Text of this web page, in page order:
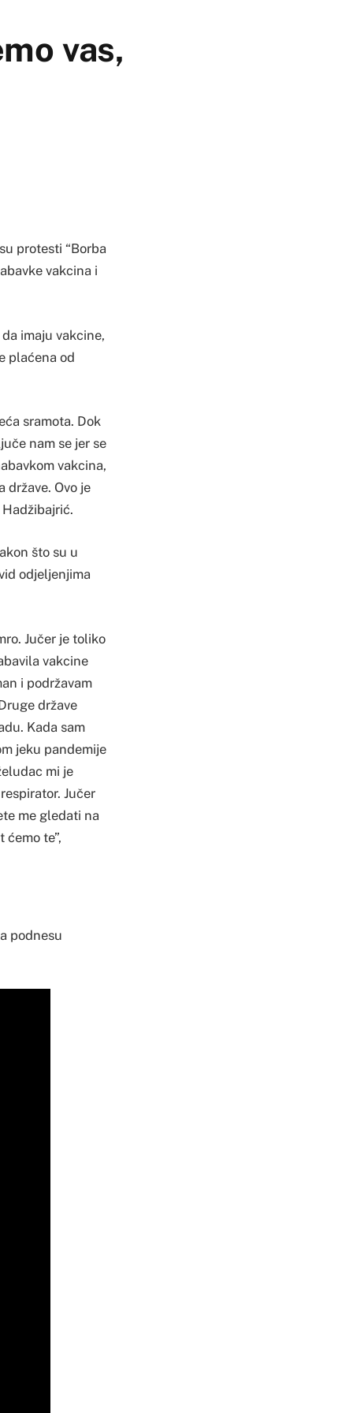
vas,
protesti “Borba
vakcina i
imaju vakcine,
plaćena od
sramota. Dok
nam se jer se
vakcina,
države. Ovo je
Hadžibajrić.
što su u
odjeljenjima
Jučer je toliko
vakcine
i podržavam
države
Kada sam
jeku pandemije
mi je
Jučer
me gledati na
te”,
podnesu